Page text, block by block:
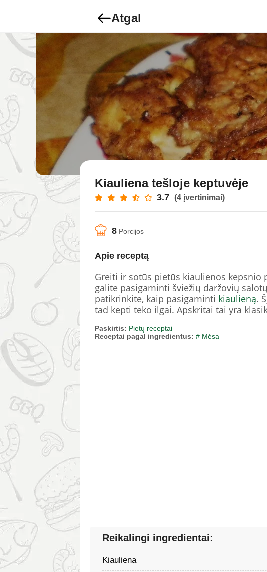
Atgal
Kiauliena tešloje keptuvėje
3.7 (4 įvertinimai)
8 Porcijos
Apie receptą
Greiti ir sotūs pietūs kiaulienos kepsnio
galite pasigaminti šviežių daržovių
patikrinkite, kaip pasigaminti kiaulieną.
tad kepti teko ilgai. Apskritai tai yra
Paskirtis: Pietų receptai
Receptai pagal ingredientus: # Mėsa
Reikalingi ingredientai:
Kiauliena